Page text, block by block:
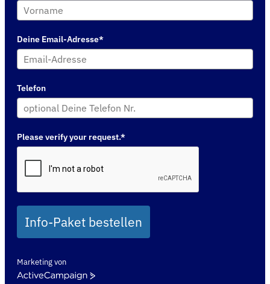
Deine Email-Adresse*
Telefon
Please verify your request.*
Info-Paket bestellen
Marketing von
ActiveCampaign